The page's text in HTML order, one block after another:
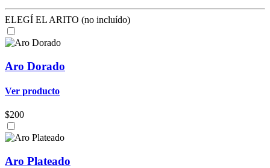
ELEGÍ EL ARITO (no incluído)
Aro Dorado
Ver producto
$200
Aro Plateado